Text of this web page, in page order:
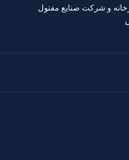
و شرکت صنایع مفتول